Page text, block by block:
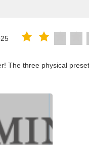
The three physical